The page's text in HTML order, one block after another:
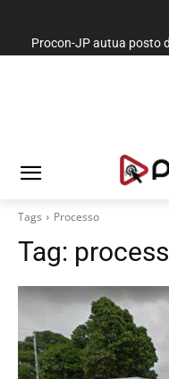
Procon-JP autua posto
Tags Processo
Tag: